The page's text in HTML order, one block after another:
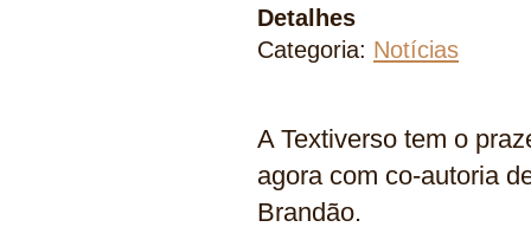
Detalhes
Categoria: Notícias
A Textiverso tem o
agora com co-autoria
Brandão.